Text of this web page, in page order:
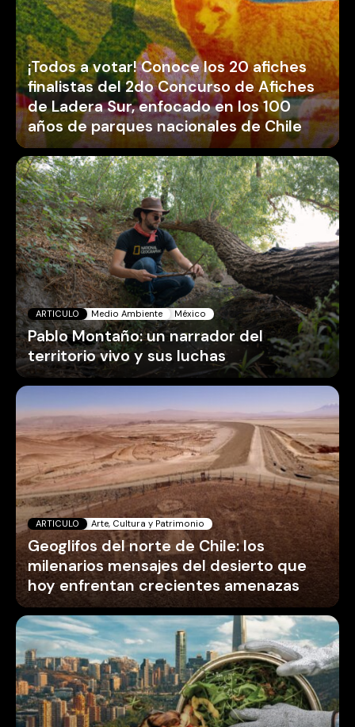
¡Todos a votar! Conoce los 20 afiches
finalistas del 2do Concurso de Afiches
de Ladera Sur, enfocado en los 100
años de parques nacionales de Chile
ARTICULO Medio Ambiente México
Pablo Montaño: un narrador del
territorio vivo y sus luchas
ARTICULO Arte, Cultura y Patrimonio
Geoglifos del norte de Chile: los
milenarios mensajes del desierto que
hoy enfrentan crecientes amenazas